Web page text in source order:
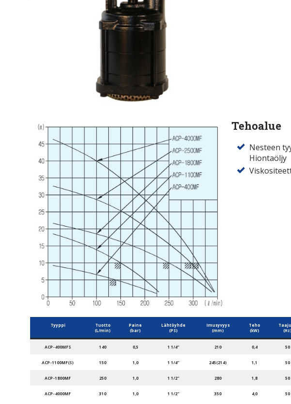
Tehoalue
Nesteen
Hiontaöljy
Tyyppi
Tuotto
(L/min)
Paine
(bar)
Lähtöyhde
(PS)
Imusyvyys
(mm)
Teho
(kW)
(Hz)
ACP-400MFS 140 0,5 1 1/4″ 210 0,4 50
ACP-1100MF(S) 150 1,0 1 1/4″ 245(214) 1,1 50
ACP-1800MF 250 1,0 1 1/2″ 280 1,8 50
ACP-4000MF 310 1,0 1 1/2″ 350 4,0 50